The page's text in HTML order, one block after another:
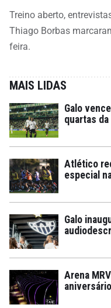
Treino aberto,
Thiago Borbas
feira.
MAIS LIDAS
Galo
quartas da
Atlético
especial
Galo
Arena